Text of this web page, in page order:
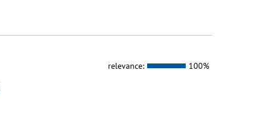
relevance: 100%